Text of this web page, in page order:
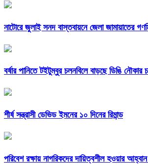
নাটোরে জুলাই সনদ বাস্তবায়নে জেলা জামায়াতের
বর্ষার পানিতে টইটুম্বুর চলনবিলে বাড়ছে ডিঙি নৌকার
শীর্ষ সন্ত্রাসী ডেভিড ইমনের ১০ দিনের রিমান্ড
পরিবেশ রক্ষায় নাগরিকদের দায়িত্বশীল হওয়ার আহ্বান